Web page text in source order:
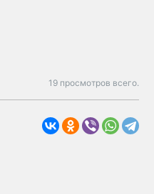
19 просмотров всего.